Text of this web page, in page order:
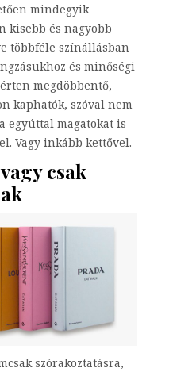
mindegyik
kisebb és nagyobb
többféle színállásban
és minőségi
megdöbbentő,
kaphatók, szóval nem
egyúttal magatokat is
Vagy inkább kettővel.
csak
szórakoztatásra,